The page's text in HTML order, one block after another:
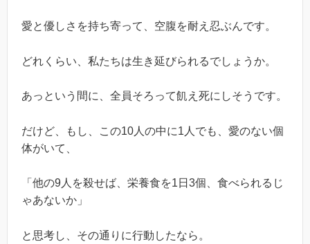
愛と優しさを持ち寄って、空腹を耐え忍ぶんです。
どれくらい、私たちは生き延びられるでしょうか。
あっという間に、全員そろって飢え死にしそうです。
だけど、もし、この10人の中に1人でも、愛のない個
体がいて、
「他の9人を殺せば、栄養食を1日3個、食べられるじ
ゃあないか」
と思考し、その通りに行動したなら。